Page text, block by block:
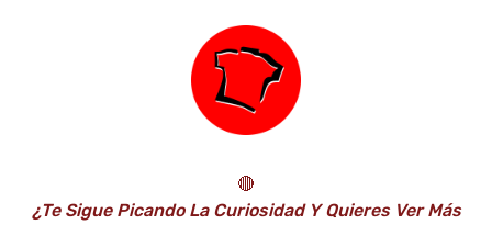
🔴
¿Te Sigue Picando La Curiosidad Y Quieres Ver Más